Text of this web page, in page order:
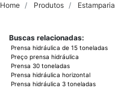
Home Produtos Estamparia
Buscas relacionadas:
Prensa hidráulica de 15 toneladas
Preço prensa hidráulica
Prensa 30 toneladas
Prensa hidráulica horizontal
Prensa hidráulica 3 toneladas